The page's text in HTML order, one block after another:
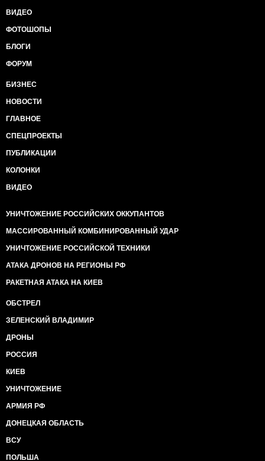
ВИДЕО
ФОТОШОПЫ
БЛОГИ
ФОРУМ
БИЗНЕС
НОВОСТИ
ГЛАВНОЕ
СПЕЦПРОЕКТЫ
ПУБЛИКАЦИИ
КОЛОНКИ
ВИДЕО
УНИЧТОЖЕНИЕ РОССИЙСКИХ ОККУПАНТОВ
МАССИРОВАННЫЙ КОМБИНИРОВАННЫЙ УДАР
УНИЧТОЖЕНИЕ РОССИЙСКОЙ ТЕХНИКИ
АТАКА ДРОНОВ НА РЕГИОНЫ РФ
РАКЕТНАЯ АТАКА НА КИЕВ
ОБСТРЕЛ
ЗЕЛЕНСКИЙ ВЛАДИМИР
ДРОНЫ
РОССИЯ
КИЕВ
УНИЧТОЖЕНИЕ
АРМИЯ РФ
ДОНЕЦКАЯ ОБЛАСТЬ
ВСУ
ПОЛЬША